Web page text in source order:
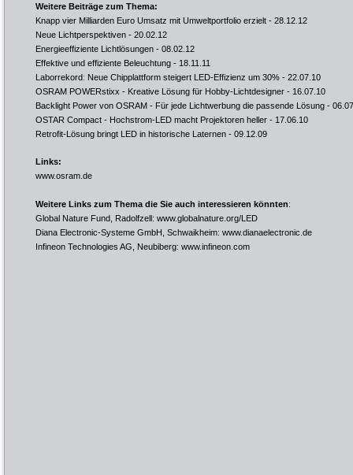
Weitere Beiträge zum Thema:
Knapp vier Milliarden Euro Umsatz mit Umweltportfolio erzielt - 28.12.12
Neue Lichtperspektiven - 20.02.12
Energieeffiziente Lichtlösungen - 08.02.12
Effektive und effiziente Beleuchtung - 18.11.11
Laborrekord: Neue Chipplattform steigert LED-Effizienz um 30% - 22.07.10
OSRAM POWERstixx - Kreative Lösung für Hobby-Lichtdesigner - 16.07.10
Backlight Power von OSRAM - Für jede Lichtwerbung die passende Lösung -
OSTAR Compact - Hochstrom-LED macht Projektoren heller - 17.06.10
Retrofit-Lösung bringt LED in historische Laternen - 09.12.09
Links:
www.osram.de
Weitere Links zum Thema die Sie auch interessieren könnten:
Global Nature Fund, Radolfzell: www.globalnature.org/LED
Diana Electronic-Systeme GmbH, Schwaikheim: www.dianaelectronic.de
Infineon Technologies AG, Neubiberg: www.infineon.com